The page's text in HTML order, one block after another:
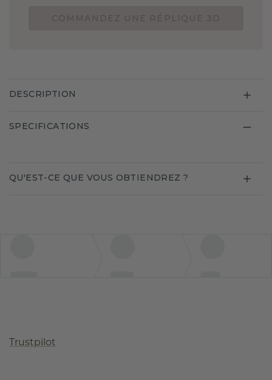
DESCRIPTION
SPECIFICATIONS
QU'EST-CE QUE VOUS OBTIENDREZ ?
Trustpilot